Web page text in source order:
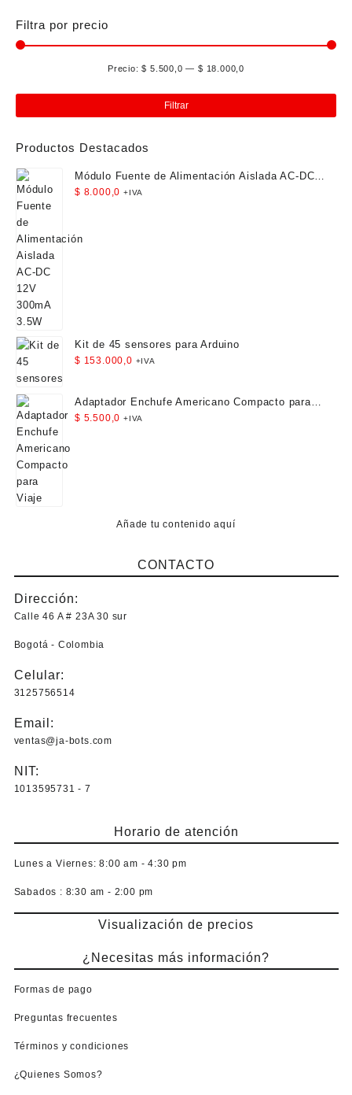
elegir
página
de
Filtra por precio
Filtrar
Precio:$ 5.500,0 — $ 18.000,0
Productos Destacados
Módulo Fuente de Alimentación Aislada AC-DC
12V 300mA 3.5W
$ 8.000,0 +IVA
Kit de 45 sensores para Arduino
$ 153.000,0 +IVA
Adaptador Enchufe Americano Compacto para
Viaje
$ 5.500,0 +IVA
Añade tu contenido aquí
CONTACTO
Dirección:
Calle 46 A # 23A 30 sur
Bogotá - Colombia
Celular:
3125756514
Email:
ventas@ja-bots.com
NIT:
1013595731 - 7
Horario de atención
Lunes a Viernes: 8:00 am - 4:30 pm
Sabados : 8:30 am - 2:00 pm
Visualización de precios
¿Necesitas más información?
Formas de pago
Preguntas frecuentes
Términos y condiciones
¿Quienes Somos?